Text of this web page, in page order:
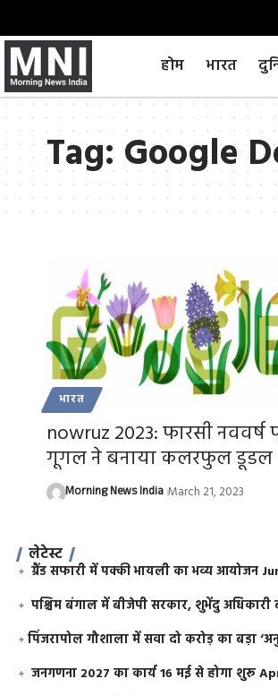
होम भारत
Tag:Google
भारत
nowruz 2023: फारसी नववर्ष
गूगल ने बनाया कलरफुल डूडल
Morning News India March 21, 2023
लेटेस्ट
ग्रैंड सफारी में पक्की भायली का भव्य आयोजन
पश्चिम बंगाल में बीजेपी सरकार, शुभेंदु अधिकारी
​पिंजरापोल गौशाला में सवा दो करोड़ का बड़ा
जनगणना 2027 का कार्य 16 मई से होगा शुरू